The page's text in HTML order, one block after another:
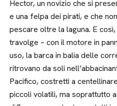
Hector, un novizio che si
e una felpa dei pirati, e che
pescare oltre la laguna. E
travolge – con il motore in
uso, la barca in balia delle
ritrovano da soli
Pacifico, costretti a
piccoli volatili, ma soprattutto